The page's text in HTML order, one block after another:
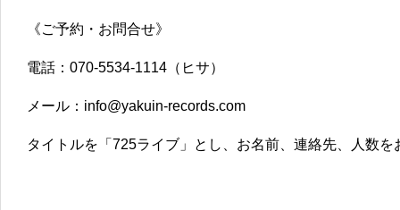
《ご予約・お問合せ》
電話：070-5534-1114（ヒサ）
メール：info@yakuin-records.com
タイトルを「725ライブ」とし、お名前、連絡先、人数を